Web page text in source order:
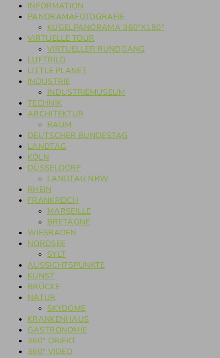
INFORMATION
PANORAMAFOTOGRAFIE
KUGELPANORAMA 360°X180°
VIRTUELLE TOUR
VIRTUELLER RUNDGANG
LUFTBILD
LITTLE PLANET
INDUSTRIE
INDUSTRIEMUSEUM
TECHNIK
ARCHITEKTUR
RAUM
DEUTSCHER BUNDESTAG
LANDTAG
KÖLN
DÜSSELDORF
LANDTAG NRW
RHEIN
FRANKREICH
MARSEILLE
BRETAGNE
WIESBADEN
NORDSEE
SYLT
AUSSICHTSPUNKTE
KUNST
BRÜCKE
NATUR
SKYDOME
KRANKENHAUS
GASTRONOMIE
360° OBJEKT
360° VIDEO